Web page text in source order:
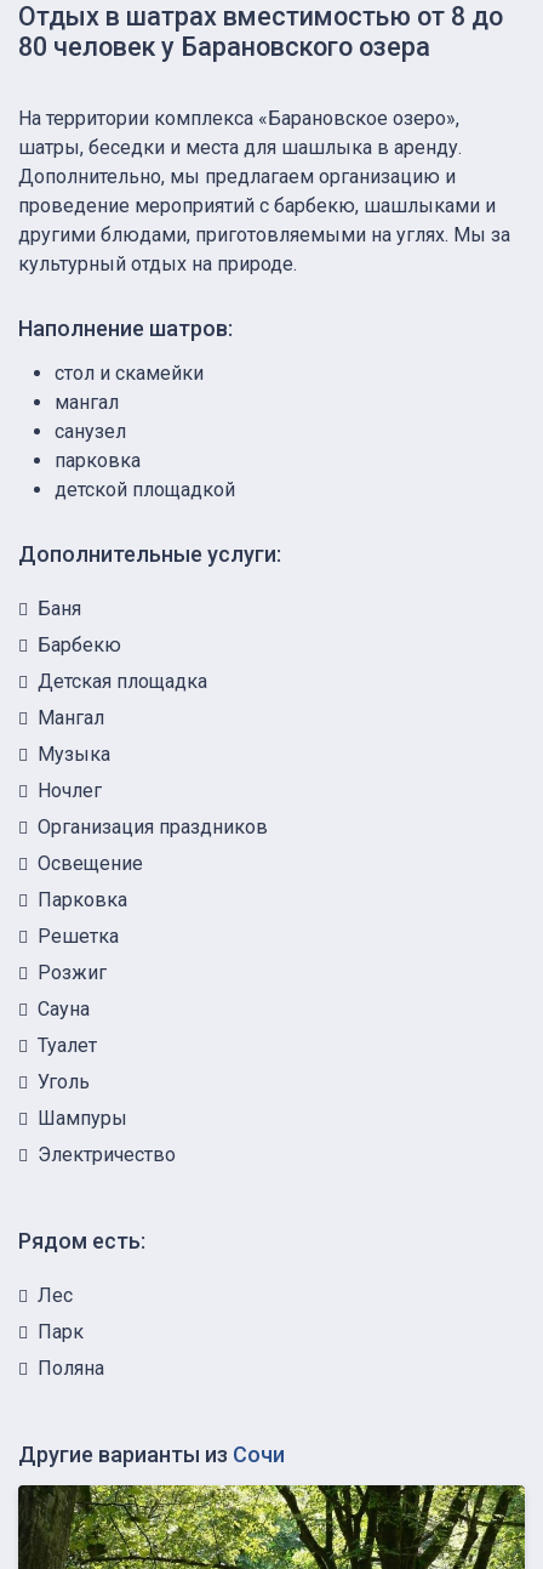
Отдых в шатрах вместимостью от 8 до
80 человек у Барановского озера
На территории комплекса «Барановское озеро»,
шатры, беседки и места для шашлыка в аренду.
Дополнительно, мы предлагаем организацию и
проведение мероприятий с барбекю, шашлыками и
другими блюдами, приготовляемыми на углях. Мы за
культурный отдых на природе.
Наполнение шатров:
стол и скамейки
мангал
санузел
парковка
детской площадкой
Дополнительные услуги:
Баня
Барбекю
Детская площадка
Мангал
Музыка
Ночлег
Организация праздников
Освещение
Парковка
Решетка
Розжиг
Сауна
Туалет
Уголь
Шампуры
Электричество
Рядом есть:
Лес
Парк
Поляна
Другие варианты из Сочи